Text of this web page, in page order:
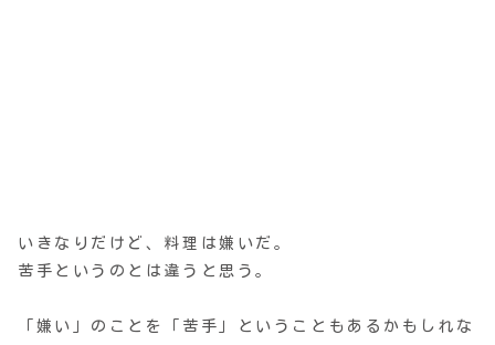
いきなりだけど、料理は嫌いだ。
苦手というのとは違うと思う。
「嫌い」のことを「苦手」ということもあるかもしれな